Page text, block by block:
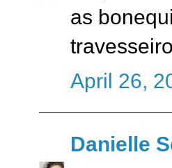
as
April 26,
Danielle